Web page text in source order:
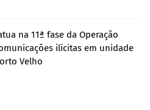
na 11ª fase da Operação
ilícitas em unidade
Velho